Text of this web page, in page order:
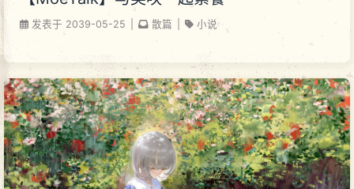
发表于 2039-05-25 散篇 小说